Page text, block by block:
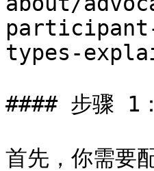
types-
#### 步骤 1
首先，你需要